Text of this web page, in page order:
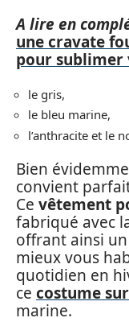
A lire en
une cravate
pour sublimer
le gris,
le bleu marine,
l’anthracite et le
Bien
convient
Ce vêtement
fabriqué avec
offrant ainsi
mieux vous
quotidien en
ce costume
marine.